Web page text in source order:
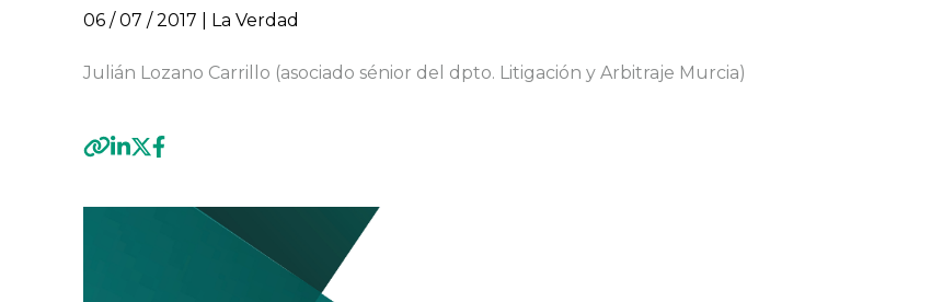
06 / 07 / 2017 | La Verdad
Julián Lozano Carrillo (asociado sénior del dpto. Litigación y Arbitraje Murcia)